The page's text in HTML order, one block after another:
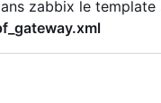
zabbix le template